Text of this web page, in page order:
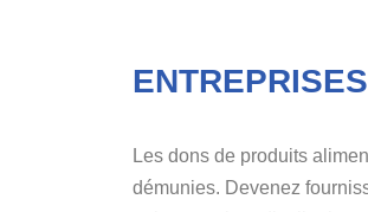
Les dons de produits
démunies. Devenez